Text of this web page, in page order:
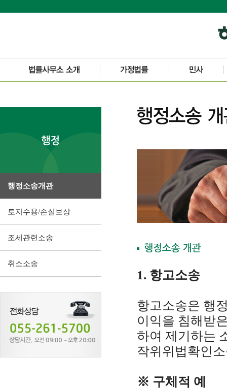
행정소송개관
토지수용/손실보상
조세관련소송
취소소송
1. 항고소송
항고소송은 행
이익을 침해받
하여 제기하는
작위위법확인
※ 구체적 예